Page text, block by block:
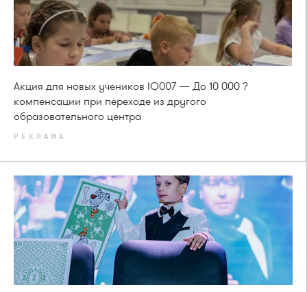
Акция для новых учеников IQ007 — До 10 000 ?
компенсации при переходе из другого
образовательного центра
РЕКЛАМА